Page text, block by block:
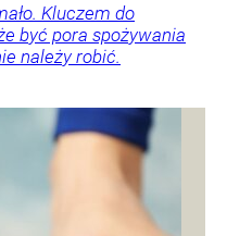
Kluczem do
być pora spożywania
należy robić.